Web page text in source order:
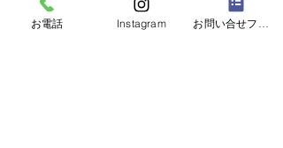
お電話 Instagram